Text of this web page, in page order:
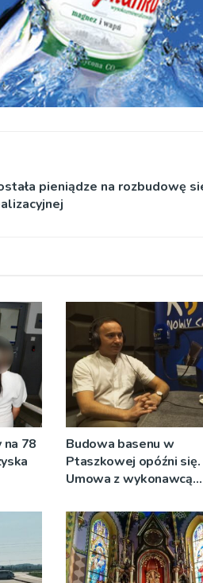
pieniądze na rozbudowę
na 78
Budowa basenu w
Ptaszkowej opóźni się.
Umowa z wykonawcą
zostanie podpisana